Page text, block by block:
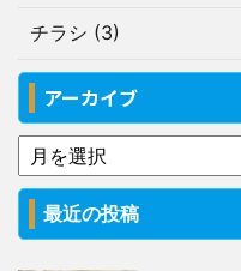
チラシ (3)
アーカイブ
最近の投稿